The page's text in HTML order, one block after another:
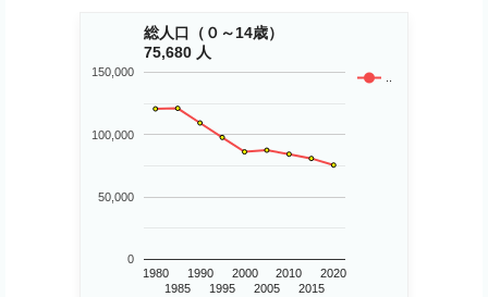
総人口（０～14歳）
75,680 人
..
1980
1985
1990
1995
2000
2005
2010
2015
2020
0
50,000
100,000
150,000